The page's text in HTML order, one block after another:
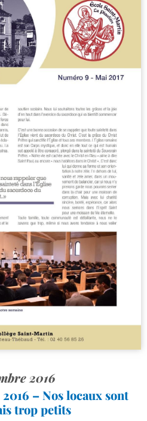
2016
– Nos locaux sont
trop petits